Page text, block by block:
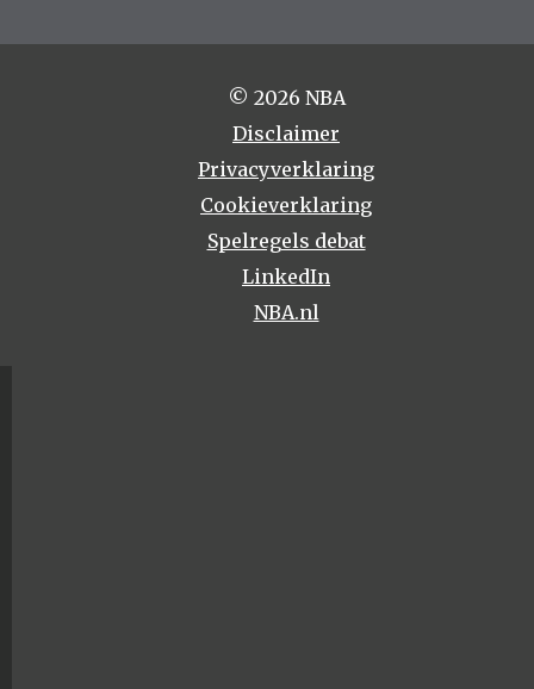
© 2026 NBA
Disclaimer
Privacyverklaring
Cookieverklaring
Spelregels debat
LinkedIn
NBA.nl